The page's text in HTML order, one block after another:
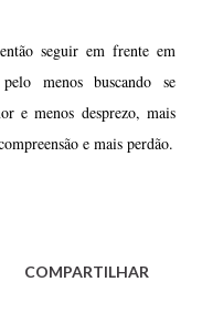
seguir em frente em
menos buscando se
e menos desprezo, mais
e mais perdão.
COMPARTILHAR